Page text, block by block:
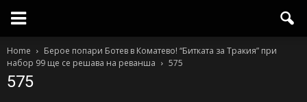
Home
Берое попари Ботев в Коматево! “Битката за Тракия” при
набор 99 ще се решава на реванша
575
575